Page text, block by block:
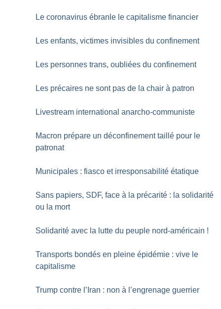
Le coronavirus ébranle le capitalisme financier
Les enfants, victimes invisibles du confinement
Les personnes trans, oubliées du confinement
Les précaires ne sont pas de la chair à patron
Livestream international anarcho-communiste
Macron prépare un déconfinement taillé pour le
patronat
Municipales : fiasco et irresponsabilité étatique
Sans papiers, SDF, face à la précarité : la solidarité
ou la mort
Solidarité avec la lutte du peuple nord-américain !
Transports bondés en pleine épidémie : vive le
capitalisme
Trump contre l’Iran : non à l’engrenage guerrier